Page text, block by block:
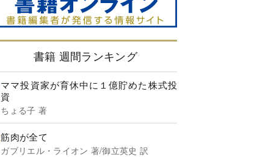
書籍 週間ランキング
ママ投資家が育休中に１億貯めた株式投
資
ちょる子 著
筋肉が全て
ガブリエル・ライオン 著/御立英史 訳